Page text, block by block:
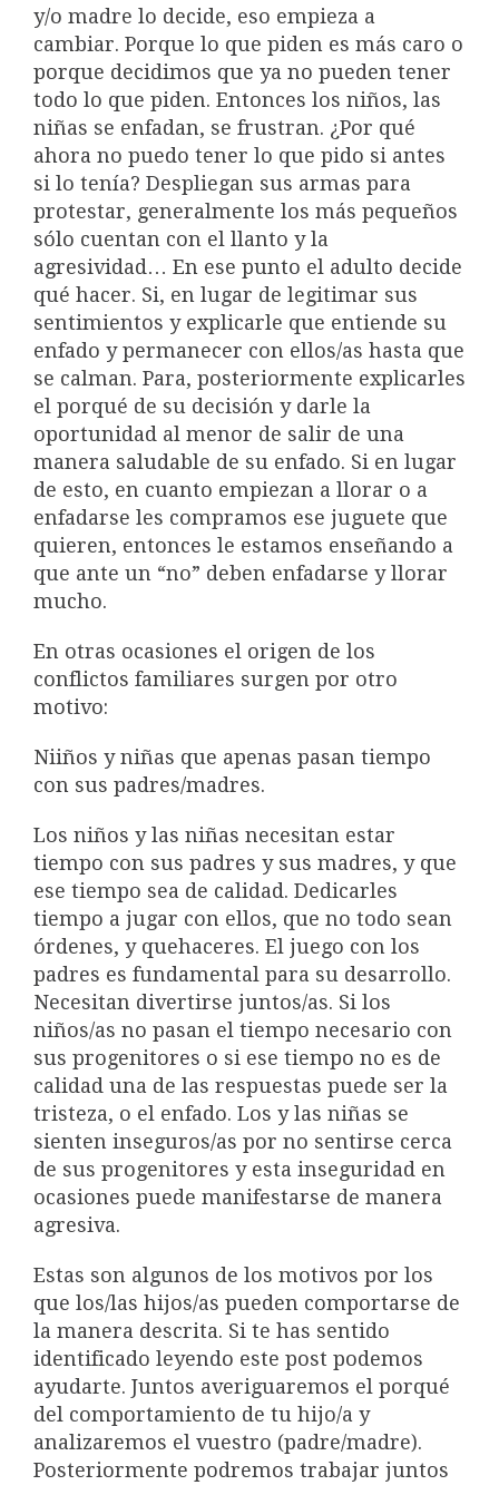
y/o madre lo decide, eso empieza a
cambiar. Porque lo que piden es más caro o
porque decidimos que ya no pueden tener
todo lo que piden. Entonces los niños, las
niñas se enfadan, se frustran. ¿Por qué
ahora no puedo tener lo que pido si antes
si lo tenía? Despliegan sus armas para
protestar, generalmente los más pequeños
sólo cuentan con el llanto y la
agresividad… En ese punto el adulto decide
qué hacer. Si, en lugar de legitimar sus
sentimientos y explicarle que entiende su
enfado y permanecer con ellos/as hasta que
se calman. Para, posteriormente explicarles
el porqué de su decisión y darle la
oportunidad al menor de salir de una
manera saludable de su enfado. Si en lugar
de esto, en cuanto empiezan a llorar o a
enfadarse les compramos ese juguete que
quieren, entonces le estamos enseñando a
que ante un “no” deben enfadarse y llorar
mucho.
En otras ocasiones el origen de los
conflictos familiares surgen por otro
motivo:
Niiños y niñas que apenas pasan tiempo
con sus padres/madres.
Los niños y las niñas necesitan estar
tiempo con sus padres y sus madres, y que
ese tiempo sea de calidad. Dedicarles
tiempo a jugar con ellos, que no todo sean
órdenes, y quehaceres. El juego con los
padres es fundamental para su desarrollo.
Necesitan divertirse juntos/as. Si los
niños/as no pasan el tiempo necesario con
sus progenitores o si ese tiempo no es de
calidad una de las respuestas puede ser la
tristeza, o el enfado. Los y las niñas se
sienten inseguros/as por no sentirse cerca
de sus progenitores y esta inseguridad en
ocasiones puede manifestarse de manera
agresiva.
Estas son algunos de los motivos por los
que los/las hijos/as pueden comportarse de
la manera descrita. Si te has sentido
identificado leyendo este post podemos
ayudarte. Juntos averiguaremos el porqué
del comportamiento de tu hijo/a y
analizaremos el vuestro (padre/madre).
Posteriormente podremos trabajar juntos